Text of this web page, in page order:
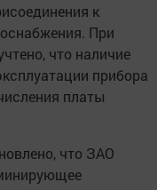
к
При
что наличие
прибора
платы
что ЗАО